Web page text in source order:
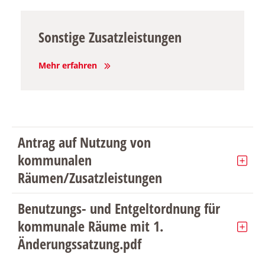
Sonstige Zusatzleistungen
Mehr erfahren
Antrag auf Nutzung von
kommunalen
Räumen/Zusatzleistungen
Benutzungs- und Entgeltordnung für
kommunale Räume mit 1.
Änderungssatzung.pdf